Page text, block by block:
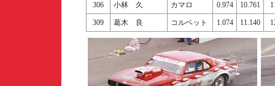
306
小林 久 カマロ 0.974 10.761
309 葛木 良 コルベット 1.074 11.140